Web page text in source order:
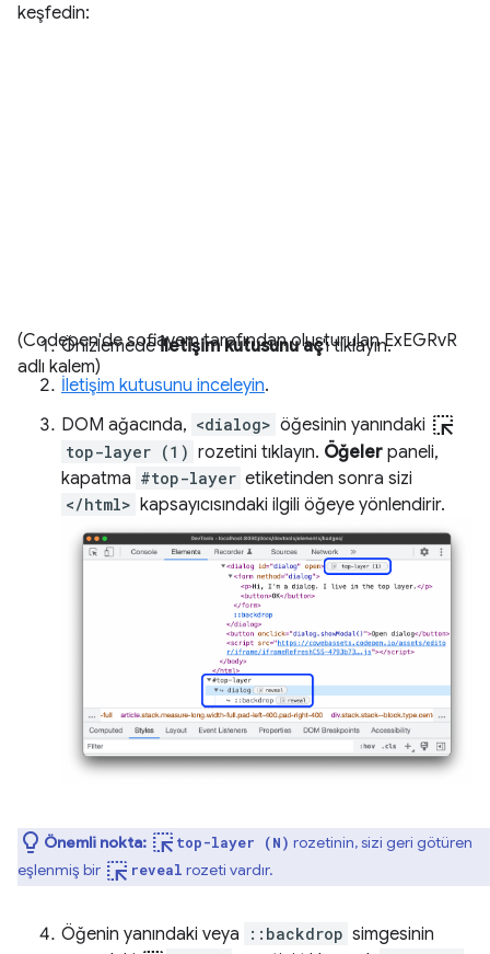
keşfedin:
(Codepen'de sofiayem tarafından oluşturulan ExEGRvR
adlı kalem)
Önizlemedeİletişim kutusunu aç'ı tıklayın.
İletişim kutusunu inceleyin.
DOM ağacında, <dialog> öğesinin yanındaki ink_selection
top-layer (1) rozetini tıklayın. Öğeler paneli,
kapatma #top-layer etiketinden sonra sizi
</html> kapsayıcısındaki ilgili öğeye yönlendirir.
Önemli nokta: ink_selection top-layer (N) rozetinin, sizi geri götüren
eşlenmiş bir ink_selection reveal rozeti vardır.
Öğenin yanındaki veya ::backdrop simgesinin